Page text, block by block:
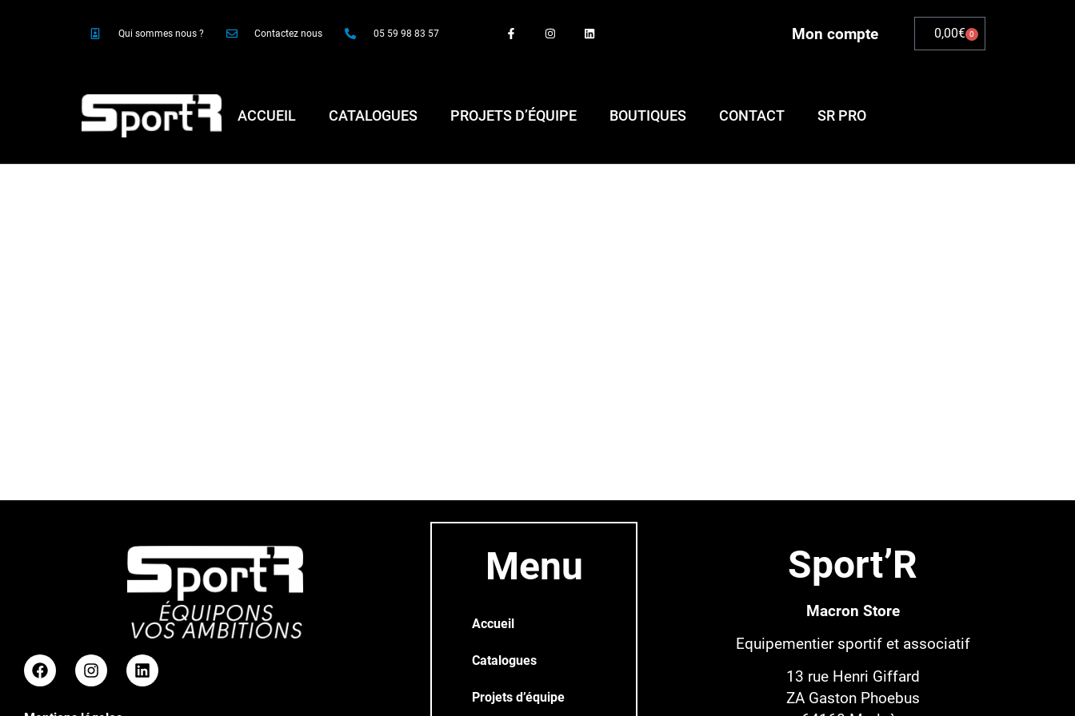
Qui sommes nous ? Contactez nous 05 59 98 83 57 Mon compte 0,00€ 0
ACCUEIL CATALOGUES PROJETS D’ÉQUIPE BOUTIQUES CONTACT SR PRO
Menu
Accueil
Catalogues
Projets d’équipe
Sport’R
Macron Store
Equipementier sportif et associatif
13 rue Henri Giffard
ZA Gaston Phoebus